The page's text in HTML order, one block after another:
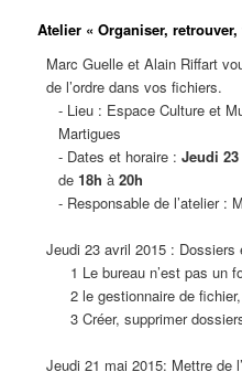
Atelier « Organiser,
Marc Guelle et Alain Riffart
de l’ordre dans vos fichiers.
- Lieu : Espace Culture et
Martigues
- Dates et horaire : Jeudi
de 18h à 20h
- Responsable de l’atelier :
Jeudi 23 avril 2015 :
1 Le bureau n’est pas un
2 le gestionnaire de fichier,
3 Créer, supprimer
Jeudi 21 mai 2015: Mettre de